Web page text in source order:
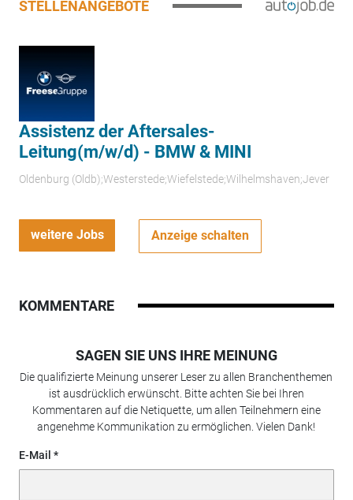
STELLENANGEBOTE
Assistenz der Aftersales-
Leitung(m/w/d) - BMW & MINI
Oldenburg (Oldb);Westerstede;Wiefelstede;Wilhelmshaven;Jever
weitere Jobs Anzeige schalten
KOMMENTARE
SAGEN SIE UNS IHRE MEINUNG
Die qualifizierte Meinung unserer Leser zu allen Branchenthemen
ist ausdrücklich erwünscht. Bitte achten Sie bei Ihren
Kommentaren auf die Netiquette, um allen Teilnehmern eine
angenehme Kommunikation zu ermöglichen. Vielen Dank!
E-Mail